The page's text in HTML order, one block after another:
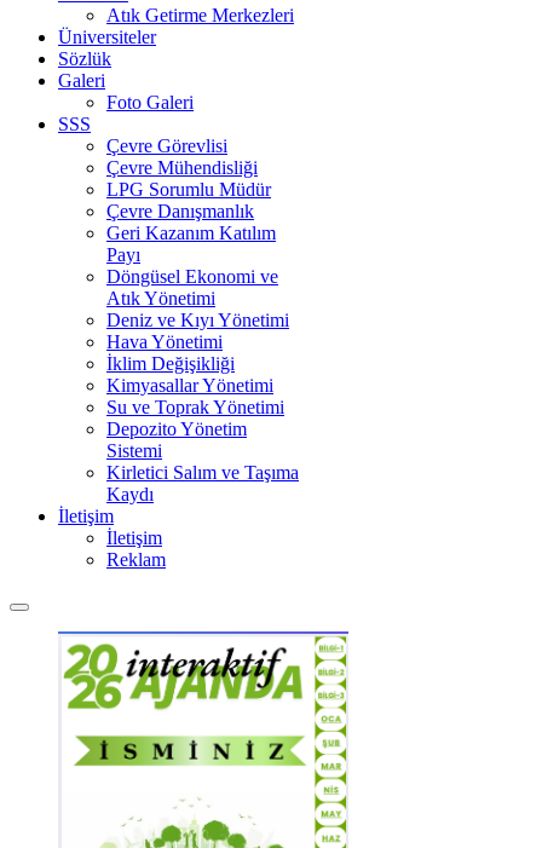
Atık Getirme Merkezleri
Üniversiteler
Sözlük
Galeri
Foto Galeri
SSS
Çevre Görevlisi
Çevre Mühendisliği
LPG Sorumlu Müdür
Çevre Danışmanlık
Geri Kazanım Katılım
Payı
Döngüsel Ekonomi ve
Atık Yönetimi
Deniz ve Kıyı Yönetimi
Hava Yönetimi
İklim Değişikliği
Kimyasallar Yönetimi
Su ve Toprak Yönetimi
Depozito Yönetim
Sistemi
Kirletici Salım ve Taşıma
Kaydı
İletişim
İletişim
Reklam